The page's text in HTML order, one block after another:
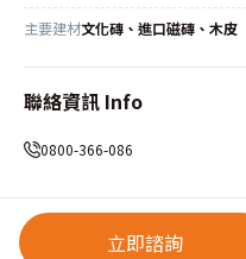
主要建材文化磚、進口磁磚、木皮
聯絡資訊 Info
0800-366-086
立即諮詢